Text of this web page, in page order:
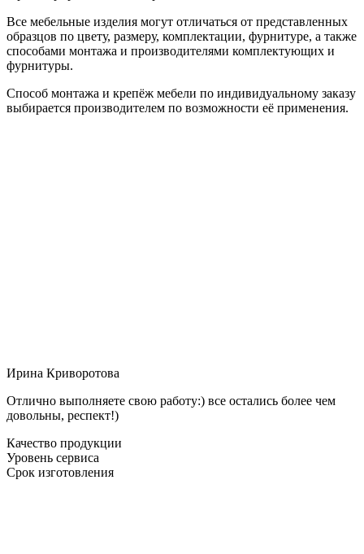
Все мебельные изделия могут отличаться от представленных
образцов по цвету, размеру, комплектации, фурнитуре, а также
способами монтажа и производителями комплектующих и
фурнитуры.
Способ монтажа и крепёж мебели по индивидуальному заказу
выбирается производителем по возможности её применения.
Ирина Криворотова
Отлично выполняете свою работу:) все остались более чем
довольны, респект!)
Качество продукции
Уровень сервиса
Срок изготовления